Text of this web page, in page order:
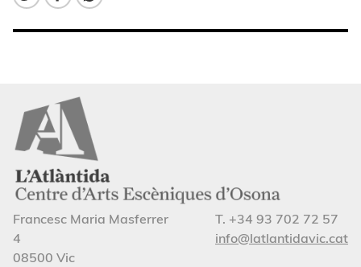
Francesc Maria Masferrer
4
08500 Vic
T. +34 93 702 72 57
info@latlantidavic.cat